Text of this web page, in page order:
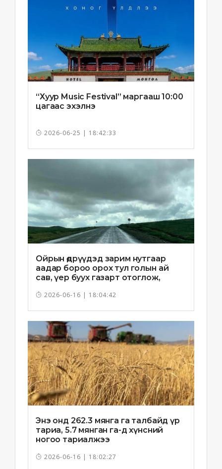
“Хуур Music Festival” маргааш 10:00
цагаас эхэлнэ
2026-06-25 | 18:42:33
Ойрын өдрүүдэд зарим нутгаар
аадар бороо орох тул голын ай
сав, үер буух газарт отоглож,
2026-06-16 | 18:04:42
Энэ онд 262.3 мянга га талбайд үр
тариа, 5.7 мянган га-д хүнсний
ногоо тариалжээ
2026-06-16 | 18:02:27